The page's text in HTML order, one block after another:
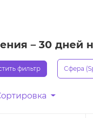
– 30 дней
фильтр Сфера